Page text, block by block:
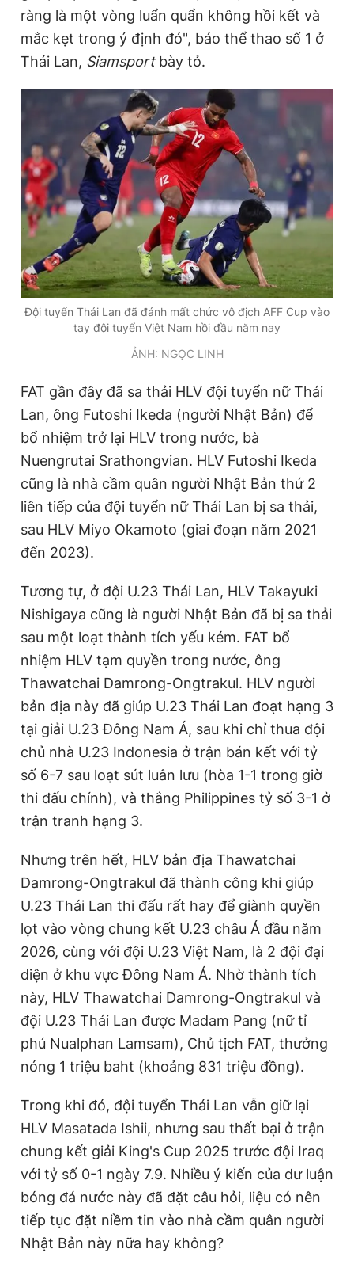
Theo dõi báo trên
Hotline Liên hệ quảng cáo
Quảng cáo RSS Tòa soạn Chính sách bảo
Tổng biên tập: Nguyễn Ngọc Toàn
Phó tổng biên tập thường trực: Hải Thành
Phó tổng biên tập: Lâm Hiếu Dũng
Phó tổng biên tập: Trần Việt Hưng
Tổng thư ký tòa soạn: Đức Trung
Giấy phép xuất bản số 110/GP - BTTTT cấp ngày 24.3.2020
© 2003-2026 Bản quyền thuộc về Báo Thanh Niên. Cấm sao
chép dưới mọi hình thức nếu không có sự chấp thuận bằng văn
bản. Phát triển bởi ePi Technologies, JSC.
ràng là một vòng luẩn quẩn không hồi kết và
mắc kẹt trong ý định đó", báo thể thao số 1 ở
Thái Lan, Siamsportbày tỏ.
Đội tuyển Thái Lan đã đánh mất chức vô địch AFF Cup vào
tay đội tuyển Việt Nam hồi đầu năm nay
ẢNH: NGỌC LINH
FAT gần đây đã sa thải HLV đội tuyển nữ Thái
Lan, ông Futoshi Ikeda (người Nhật Bản) để
bổ nhiệm trở lại HLV trong nước, bà
Nuengrutai Srathongvian. HLV Futoshi Ikeda
cũng là nhà cầm quân người Nhật Bản thứ 2
liên tiếp của đội tuyển nữ Thái Lan bị sa thải,
sau HLV Miyo Okamoto (giai đoạn năm 2021
đến 2023).
Tương tự, ở đội U.23 Thái Lan, HLV Takayuki
Nishigaya cũng là người Nhật Bản đã bị sa thải
sau một loạt thành tích yếu kém. FAT bổ
nhiệm HLV tạm quyền trong nước, ông
Thawatchai Damrong-Ongtrakul. HLV người
bản địa này đã giúp U.23 Thái Lan đoạt hạng 3
tại giải U.23 Đông Nam Á, sau khi chỉ thua đội
chủ nhà U.23 Indonesia ở trận bán kết với tỷ
số 6-7 sau loạt sút luân lưu (hòa 1-1 trong giờ
thi đấu chính), và thắng Philippines tỷ số 3-1 ở
trận tranh hạng 3.
Nhưng trên hết, HLV bản địa Thawatchai
Damrong-Ongtrakul đã thành công khi giúp
U.23 Thái Lan thi đấu rất hay để giành quyền
lọt vào vòng chung kết U.23 châu Á đầu năm
2026, cùng với đội U.23 Việt Nam, là 2 đội đại
diện ở khu vực Đông Nam Á. Nhờ thành tích
này, HLV Thawatchai Damrong-Ongtrakul và
đội U.23 Thái Lan được Madam Pang (nữ tỉ
phú Nualphan Lamsam), Chủ tịch FAT, thưởng
nóng 1 triệu baht (khoảng 831 triệu đồng).
Trong khi đó, đội tuyển Thái Lan vẫn giữ lại
HLV Masatada Ishii, nhưng sau thất bại ở trận
chung kết giải King's Cup 2025 trước đội Iraq
với tỷ số 0-1 ngày 7.9. Nhiều ý kiến của dư luận
bóng đá nước này đã đặt câu hỏi, liệu có nên
tiếp tục đặt niềm tin vào nhà cầm quân người
Nhật Bản này nữa hay không?